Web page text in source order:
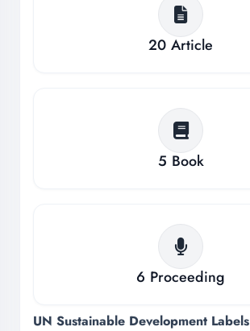
20 Article
5 Book
6 Proceeding
UN Sustainable Development Labels